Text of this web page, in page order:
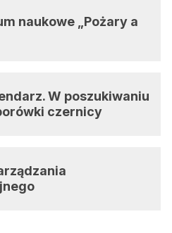
naukowe „Pożary a
W poszukiwaniu
czernicy